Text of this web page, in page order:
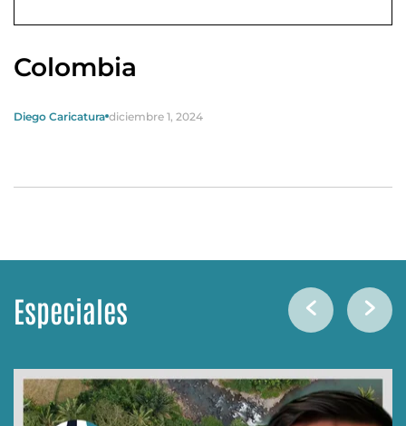
Colombia
Diego Caricatura diciembre 1, 2024
Especiales